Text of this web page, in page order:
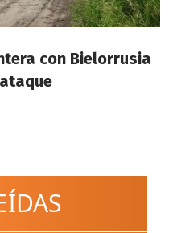
con Bielorrusia